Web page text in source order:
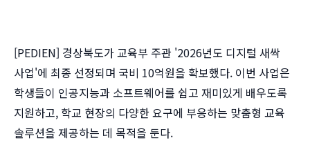
[PEDIEN] 경상북도가 교육부 주관 '2026년도 디지털 새싹
사업'에 최종 선정되며 국비 10억원을 확보했다. 이번 사업은
학생들이 인공지능과 소프트웨어를 쉽고 재미있게 배우도록
지원하고, 학교 현장의 다양한 요구에 부응하는 맞춤형 교육
솔루션을 제공하는 데 목적을 둔다.